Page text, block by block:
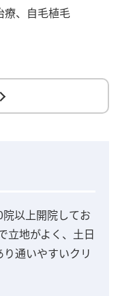
療、自毛植毛
以上開院してお
立地がよく、土日
通いやすいクリ